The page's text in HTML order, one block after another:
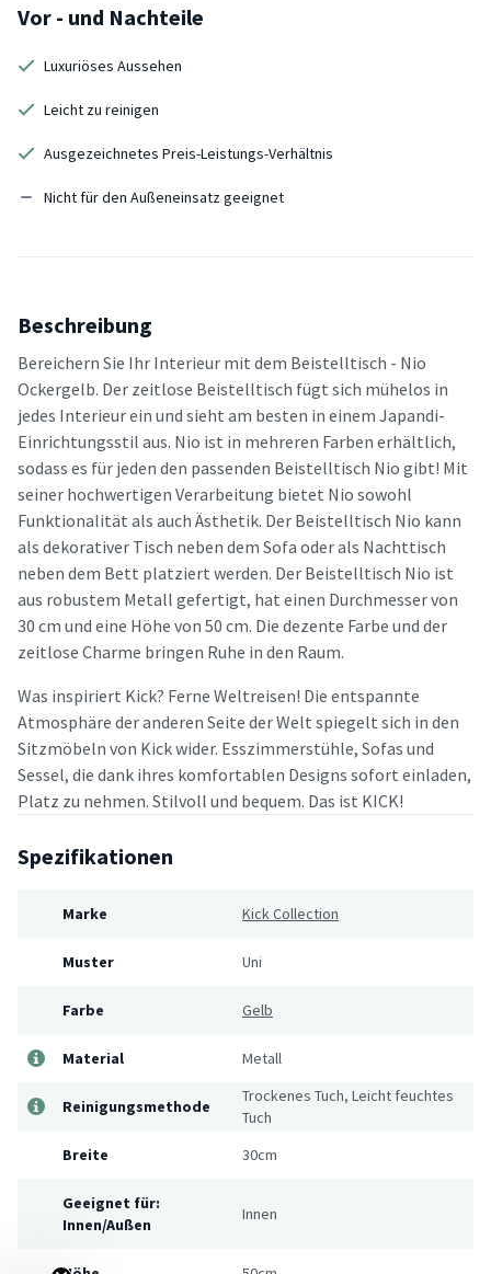
Vor - und Nachteile
Luxuriöses Aussehen
Leicht zu reinigen
Ausgezeichnetes Preis-Leistungs-Verhältnis
Nicht für den Außeneinsatz geeignet
Beschreibung
Bereichern Sie Ihr Interieur mit dem Beistelltisch - Nio
Ockergelb. Der zeitlose Beistelltisch fügt sich mühelos in
jedes Interieur ein und sieht am besten in einem Japandi-
Einrichtungsstil aus. Nio ist in mehreren Farben erhältlich,
sodass es für jeden den passenden Beistelltisch Nio gibt! Mit
seiner hochwertigen Verarbeitung bietet Nio sowohl
Funktionalität als auch Ästhetik. Der Beistelltisch Nio kann
als dekorativer Tisch neben dem Sofa oder als Nachttisch
neben dem Bett platziert werden. Der Beistelltisch Nio ist
aus robustem Metall gefertigt, hat einen Durchmesser von
30 cm und eine Höhe von 50 cm. Die dezente Farbe und der
zeitlose Charme bringen Ruhe in den Raum.
Was inspiriert Kick? Ferne Weltreisen! Die entspannte
Atmosphäre der anderen Seite der Welt spiegelt sich in den
Sitzmöbeln von Kick wider. Esszimmerstühle, Sofas und
Sessel, die dank ihres komfortablen Designs sofort einladen,
Platz zu nehmen. Stilvoll und bequem. Das ist KICK!
Spezifikationen
Marke Kick Collection
Muster Uni
Farbe Gelb
Material Metall
Reinigungsmethode
Trockenes Tuch, Leicht feuchtes
Tuch
Breite
30cm
Geeignet für:
Innen/Außen
Innen